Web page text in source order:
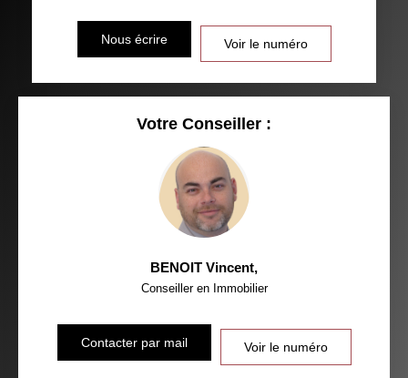
DISTANCE DE L'AÉROPORT :
RESTAURANTS ET CAFÉS COMMERCES
Nous écrire Voir le numéro
Votre Conseiller :
BENOIT Vincent,
Conseiller en Immobilier
Contacter par mail Voir le numéro